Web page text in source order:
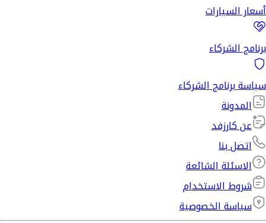
أسعار السيارات
برنامج الشركاء
سياسة برنامج الشركاء
المدونة
عن كارزفد
اتصل بنا
الاسئلة الشائعة
شروط الاستخدام
سياسة الخصوصية